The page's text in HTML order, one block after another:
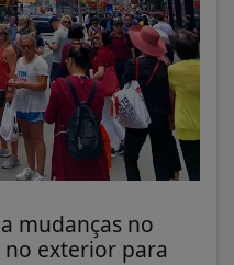
mudanças no
exterior para